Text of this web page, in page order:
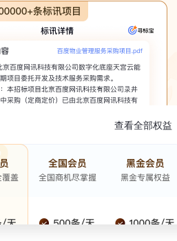
查看全部权益